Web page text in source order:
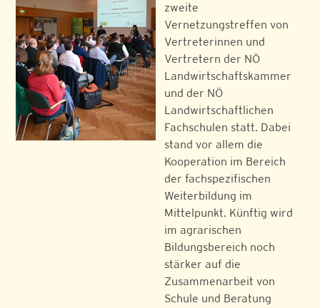
zweite
Vernetzungstreffen von
Vertreterinnen und
Vertretern der NÖ
Landwirtschaftskammer
und der NÖ
Landwirtschaftlichen
Fachschulen statt. Dabei
stand vor allem die
Kooperation im Bereich
der fachspezifischen
Weiterbildung im
Mittelpunkt. Künftig wird
im agrarischen
Bildungsbereich noch
stärker auf die
Zusammenarbeit von
Schule und Beratung